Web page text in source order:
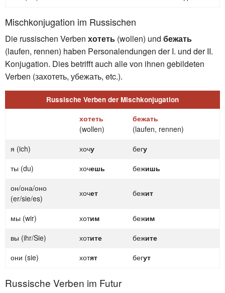
Mischkonjugation im Russischen
Die russischen Verben хотеть (wollen) und бежать
(laufen, rennen) haben Personalendungen der I. und der II.
Konjugation. Dies betrifft auch alle von ihnen gebildeten
Verben (захотеть, убежать, etc.).
Russische Verben der Mischkonjugation
хотеть
(wollen)
бежать
(laufen, rennen)
я (ich)
хочу бегу
ты (du)
хочешь бежишь
он/она/оно
(er/sie/es)
хочет бежит
мы (wir) хотим бежим
вы (ihr/Sie)
хотите бежите
они (sie)
хотят бегут
Russische Verben im Futur